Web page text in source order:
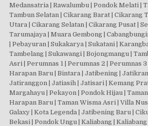
Medansatria | Rawalumbu | Pondok Melati |
Tambun Selatan | Cikarang Barat | Cikarang
Utara | Cikarang Selatan | Cikarang Pusat |
Tarumajaya | Muara Gembong |
| Pebayuran | Sukakarya | Sukatani |
Tambelang | Sukawangi | Bojongmangu |
Asri | Perumnas 1 | Perumnas 2 | Perumnas 3
Harapan Baru | Bintara | Jatibening |
Jatiranggon | Jatiasih | Jatisari | Kemang
Margahayu | Pekayon | Pondok Hijau | Taman
Harapan Baru | Taman Wisma Asri | Villa
Galaxy | Kota Legenda | Jatibening Baru |
Bekasi | Pondok Ungu | Kaliabang |